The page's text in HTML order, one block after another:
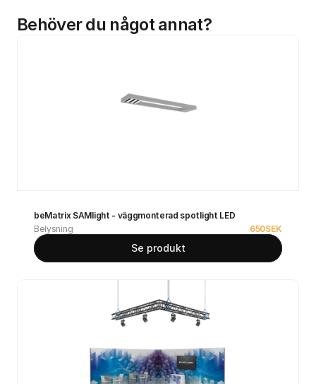
Behöver du något annat?
beMatrix SAMlight - väggmonterad spotlight LED
Belysning
650SEK
Se produkt